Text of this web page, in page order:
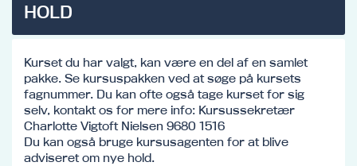
HOLD
Kurset du har valgt, kan være en del af en samlet
pakke. Se kursuspakken ved at søge på kursets
fagnummer. Du kan ofte også tage kurset for sig
selv, kontakt os for mere info: Kursussekretær
Charlotte Vigtoft Nielsen 9680 1516
Du kan også bruge kursusagenten for at blive
adviseret om nye hold.